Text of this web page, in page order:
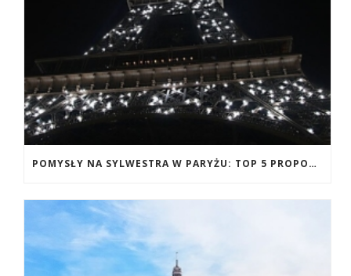
POMYSŁY NA SYLWESTRA W PARYŻU: TOP 5 PROPOZYCJI